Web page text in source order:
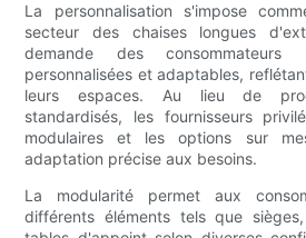
La personnalisation s'impose
secteur des chaises longues
demande des
personnalisées et adaptables,
leurs espaces. Au lieu de
standardisés, les fournisseurs
modulaires et les options sur
adaptation précise aux besoins.
La modularité permet aux
différents éléments tels que